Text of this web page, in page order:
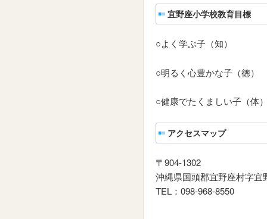
宜野座小学校教育目標
○よく学ぶ子（知）
○明るく心豊かな子（徳）
○健康でたくましい子（体
アクセスマップ
〒904-1302
沖縄県国頭郡宜野座村字宜
TEL：098-968-8550